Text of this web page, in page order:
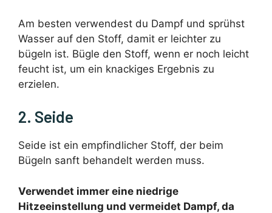
Am besten verwendest du Dampf und sprühst
Wasser auf den Stoff, damit er leichter zu
bügeln ist. Bügle den Stoff, wenn er noch leicht
feucht ist, um ein knackiges Ergebnis zu
erzielen.
2. Seide
Seide ist ein empfindlicher Stoff, der beim
Bügeln sanft behandelt werden muss.
Verwendet immer eine niedrige
Hitzeeinstellung und vermeidet Dampf, da